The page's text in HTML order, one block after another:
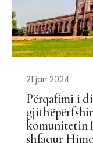
21 jan 2024
Përqafimi i
komunitetin
shfaqur